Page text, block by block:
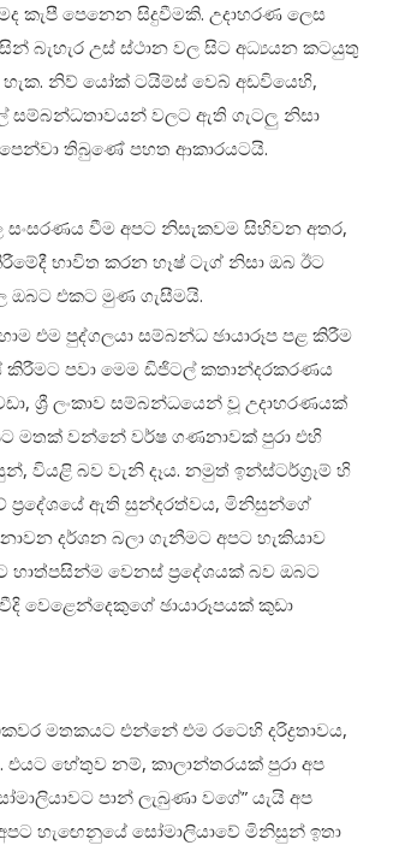
කැපී පෙනෙන සිදුවීමකි. උදාහරණ ලෙස
බැහැර උස් ස්ථාන වල සිට අධ්‍යයන කටයුතු
හැක. නිව්‍ යෝක් ටයිම්ස් වෙබ් අඩවියෙහි,
වලට ඇති ගැටලු නිසා
තිබුණේ පහත ආකාරයටයි.
සංසරණය වීම අපට නිසැකවම සිහිවන අතර,
භාවිත කරන හෑෂ් ටැග් නිසා ඔබ ඊට
ඔබට එකට මුණ ගැසීමයි.
එම පුද්ගලයා සම්බන්ධ ඡායාරූප පළ කිරීම
පවා මෙම ඩිජිටල් කතාන්දරකරණය
ශ්‍රී ලංකාව සම්බන්ධයෙන් වූ උදාහරණයක්
මතක් වන්නේ වර්ෂ ගණනාවක් පුරා එහි
වියළි බව වැනි දෑය. නමුත් ඉන්ස්ටර්ග්‍රෑම් හි
ප්‍රදේශයේ ඇති සුන්දරත්වය, මිනිසුන්ගේ
දර්ශන බලා ගැනීමට අපට හැකියාව
හාත්පසින්ම වෙනස් ප්‍රදේශයක් බව ඔබට
වෙළෙන්දෙකුගේ ඡායාරූපයක් කුඩා
මතකයට එන්නේ එම රටෙහි දරිද්‍රතාවය,
හේතුව නම්, කාලාන්තරයක් පුරා අප
පාන් ලැබුණා වගේ” යැයි අප
හැඟෙනුයේ සෝමාලියාවේ මිනිසුන් ඉතා